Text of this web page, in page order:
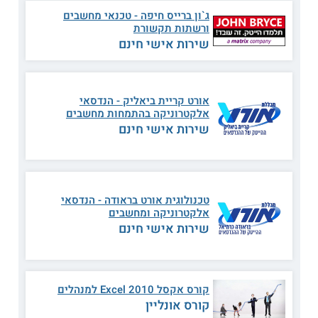
מכללת השרון
המכללה הרב תחומית עורכת הכשרות מקצועיות בתחומים כגון
מחשבים, ניהול ופיננסים, שמותאמים לדרישות התעשייה. קורסי
המחשבים של המכללה כולליםקורס בניית אתרים בוורדפרס
שיווקית באינטרנט ובמדיה חברתית. המסלולים משלבים בתוכם
עשייה מעשית ותרגולים במעבדות מחשבים של המכללה. מוסד
הלימוד עורך גם קורסים לארגונים וחברות בתעשייה.
קראו בהרחבה עללימודים בכפר סבא
מכללת אומגה
במכללה, שמפעילה שלוחה בכפר סבא, אפשר ללמוד במגוון של
ומעניקים לבוגרים תעודה מטעם החברה. בין התכניות:קורס
MCSA ניהול רשתות תקשורת
, קורס האקינג, קורס DBA, קורס
מאסטר QA, קורס אוטוקאד וקורס בינה עסקית BI.
לימודי מחשבים בעמק חפר
ג`ון ברייס חיפה - טכנאי מחשבים
ורשתות תקשורת
שירות אישי חינם
אורט קריית ביאליק - הנדסאי
אלקטרוניקה בהתמחות מחשבים
שירות אישי חינם
טכנולוגית אורט בראודה - הנדסאי
אלקטרוניקה ומחשבים
שירות אישי חינם
קורס אקסל 2010 Excel למנהלים
קורס אונליין